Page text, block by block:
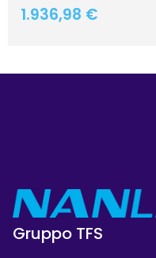
1.936,98 €
Gruppo TFS